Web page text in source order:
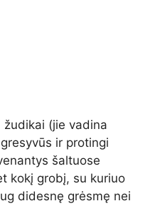
žudikai (jie vadina
ir protingi
šaltuose
kokį grobį, su kuriuo
didesnę grėsmę nei